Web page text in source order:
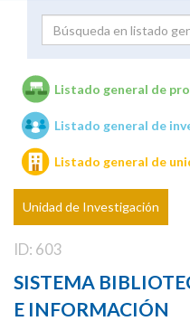
Unidades de
Listado general de
Listado general de
Listado general de
Unidad de Investigación
ID: 603
SISTEMA
E INFORMACIÓN